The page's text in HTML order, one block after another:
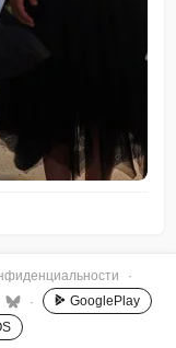
·
·
GooglePlay